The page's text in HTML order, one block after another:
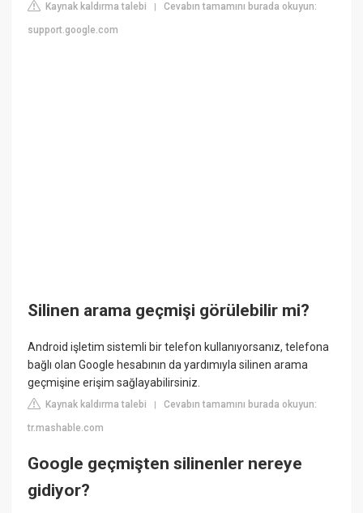
Kaynak kaldırma talebi |Cevabın tamamını burada okuyun:
support.google.com
Silinen arama geçmişi görülebilir mi?
Android işletim sistemli bir telefon kullanıyorsanız, telefona
bağlı olan Google hesabının da yardımıyla silinen arama
geçmişine erişim sağlayabilirsiniz.
Kaynak kaldırma talebi |Cevabın tamamını burada okuyun:
tr.mashable.com
Google geçmişten silinenler nereye
gidiyor?